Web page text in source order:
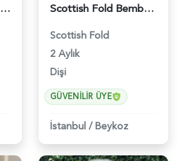
British Longhair Blue Point Afrodit Yuva Arıyor - 6118 Scottish Fold Bembeyaz Pembe Burun Yavrumuz - 6120
Scottish Fold
2 Aylık
Dişi
GÜVENILIR ÜYE
İstanbul / Beykoz